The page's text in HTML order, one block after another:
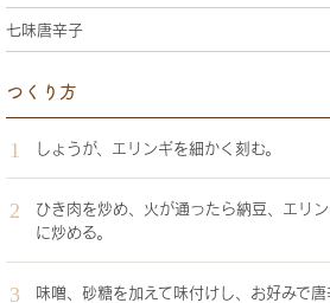
七味唐辛子
つくり方
しょうが、エリンギを細かく刻む。
ひき肉を炒め、火が通ったら納豆、エリ
に炒める。
味噌、砂糖を加えて味付けし、お好みで唐